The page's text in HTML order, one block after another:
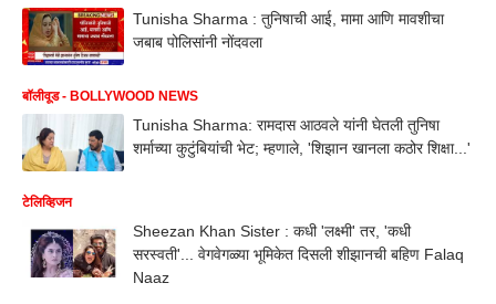
Tunisha Sharma : तुनिषाची आई, मामा आणि मावशीचा
जबाब पोलिसांनी नोंदवला
बॉलीवूड - BOLLYWOOD NEWS
Tunisha Sharma: रामदास आठवले यांनी घेतली तुनिषा
शर्माच्या कुटुंबियांची भेट; म्हणाले, 'शिझान खानला कठोर शिक्षा...'
टेलिव्हिजन
Sheezan Khan Sister : कधी 'लक्ष्मी' तर, 'कधी
सरस्वती'... वेगवेगळ्या भूमिकेत दिसली शीझानची बहिण Falaq
Naaz